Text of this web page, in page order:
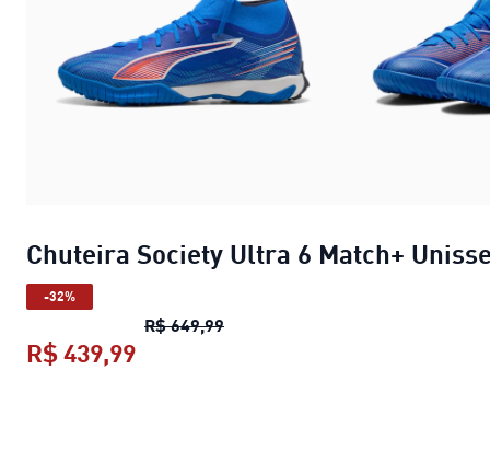
Chuteira Society Ultra 6 Match+
-32%
R$ 649,99Chuteira Society Ultra 6 Match+
R$ 439,99